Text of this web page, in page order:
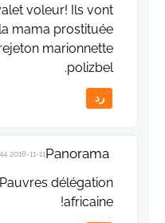
voleur! Ils vont
mama prostituée
marionnette
polizbel.
رد
Panorama
2018-11-11 21:18:44
délégation
africaine!